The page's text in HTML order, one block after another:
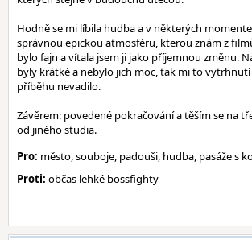
Hodně se mi líbila hudba a v některých
správnou epickou atmosféru, kterou znám z
bylo fajn a vítala jsem ji jako příjemnou změnu.
byly krátké a nebylo jich moc, tak mi to
příběhu nevadilo.
Závěrem: povedené pokračování a těším se na
od jiného studia.
Pro: město, souboje, padouši, hudba, pasáže s
Proti: občas lehké bossfighty